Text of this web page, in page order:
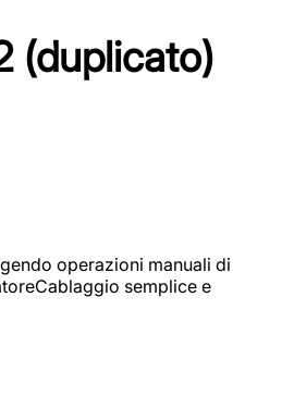
(duplicato)
operazioni manuali di
semplice e